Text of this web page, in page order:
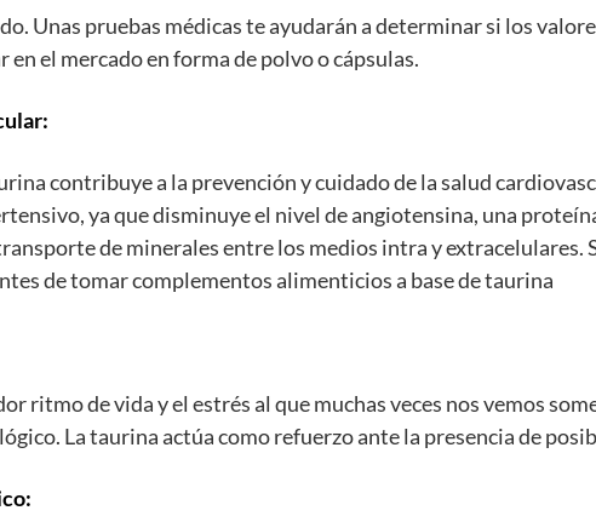
Unas pruebas médicas te ayudarán a determinar si los
el mercado en forma de polvo o cápsulas.
contribuye a la prevención y cuidado de la salud
ya que disminuye el nivel de angiotensina, una
de minerales entre los medios intra y extracelulares.
de tomar complementos alimenticios a base de taurina
ritmo de vida y el estrés al que muchas veces nos vemos
La taurina actúa como refuerzo ante la presencia de